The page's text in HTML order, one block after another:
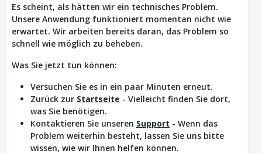
Es scheint, als hätten wir ein technisches Problem.
Unsere Anwendung funktioniert momentan nicht wie
erwartet. Wir arbeiten bereits daran, das Problem so
schnell wie möglich zu beheben.
Was Sie jetzt tun können:
Versuchen Sie es in ein paar Minuten erneut.
Zurück zur Startseite - Vielleicht finden Sie dort,
was Sie benötigen.
Kontaktieren Sie unseren Support - Wenn das
Problem weiterhin besteht, lassen Sie uns bitte
wissen, wie wir Ihnen helfen können.